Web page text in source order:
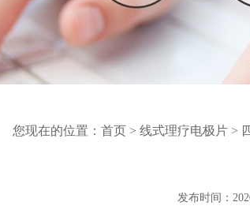
您现在的位置： 首页 > 线式理疗电极片 >
发布时间：